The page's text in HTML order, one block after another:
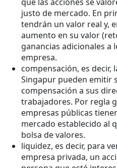
justo de mercado. En
tendrán un valor real y,
aumento en su valor
ganancias adicionales a
empresa.
compensación, es decir,
Singapur pueden emitir
compensación a sus
trabajadores. Por regla
empresas públicas
mercado establecido al
bolsa de valores.
liquidez, es decir, para
empresa privada, un